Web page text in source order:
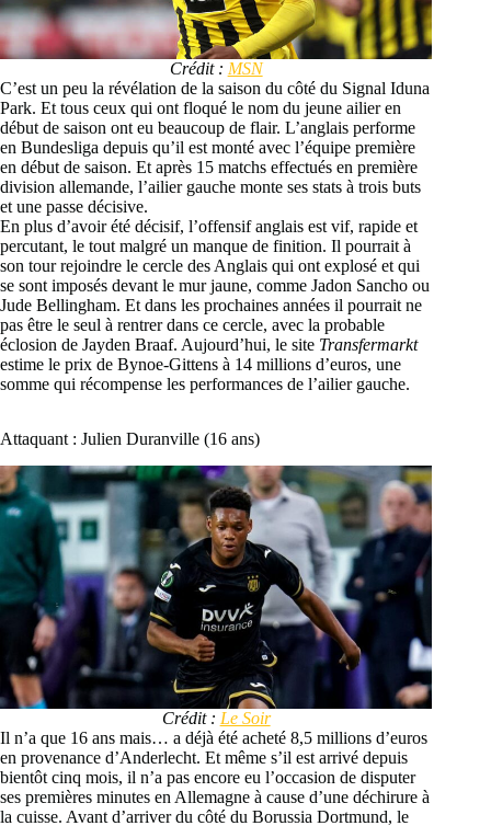
Crédit : MSN
C’est un peu la révélation de la saison du côté du Signal Iduna
Park. Et tous ceux qui ont floqué le nom du jeune ailier en
début de saison ont eu beaucoup de flair. L’anglais performe
en Bundesliga depuis qu’il est monté avec l’équipe première
en début de saison. Et après 15 matchs effectués en première
division allemande, l’ailier gauche monte ses stats à trois buts
et une passe décisive.
En plus d’avoir été décisif, l’offensif anglais est vif, rapide et
percutant, le tout malgré un manque de finition. Il pourrait à
son tour rejoindre le cercle des Anglais qui ont explosé et qui
se sont imposés devant le mur jaune, comme Jadon Sancho ou
Jude Bellingham. Et dans les prochaines années il pourrait ne
pas être le seul à rentrer dans ce cercle, avec la probable
éclosion de Jayden Braaf. Aujourd’hui, le site Transfermarkt
estime le prix de Bynoe-Gittens à 14 millions d’euros, une
somme qui récompense les performances de l’ailier gauche.
Attaquant : Julien Duranville (16 ans)
Crédit : Le Soir
Il n’a que 16 ans mais… a déjà été acheté 8,5 millions d’euros
en provenance d’Anderlecht. Et même s’il est arrivé depuis
bientôt cinq mois, il n’a pas encore eu l’occasion de disputer
ses premières minutes en Allemagne à cause d’une déchirure à
la cuisse. Avant d’arriver du côté du Borussia Dortmund, le